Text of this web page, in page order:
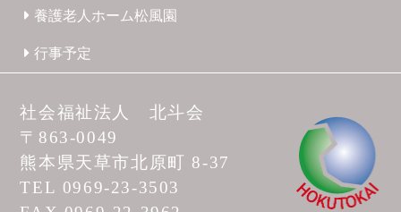
養護老人ホーム松風園
行事予定
社会福祉法人 北斗会
〒863-0049
熊本県天草市北原町 8-37
TEL 0969-23-3503